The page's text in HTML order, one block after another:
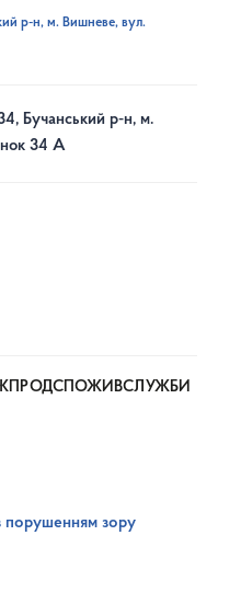
р-н, м. Вишневе, вул.
Бучанський р-н, м.
34 А
порушенням зору